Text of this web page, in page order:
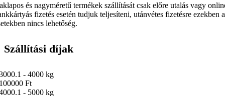
és nagyméretű termékek szállítását csak előre utalás vagy
fizetés esetén tudjuk teljesíteni, utánvétes fizetésre ezekben
nincs lehetőség.
Szállítási díjak
- 4000 kg
Ft
- 5000 kg